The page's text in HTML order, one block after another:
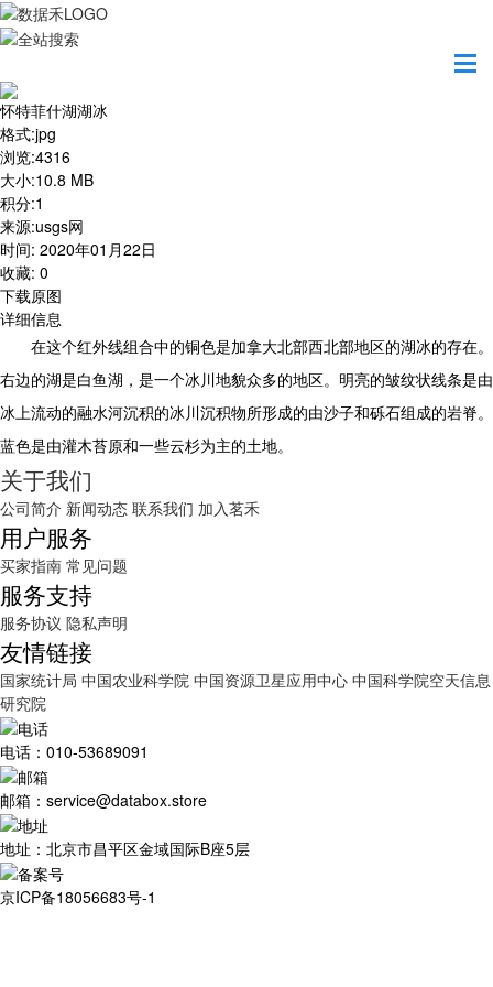
怀特菲什湖湖冰
格式:jpg
浏览:4316
大小:10.8 MB
积分:1
来源:usgs网
时间: 2020年01月22日
收藏: 0
下载原图
详细信息
在这个红外线组合中的铜色是加拿大北部西北部地区的湖冰的存在。
右边的湖是白鱼湖，是一个冰川地貌众多的地区。明亮的皱纹状线条是由
冰上流动的融水河沉积的冰川沉积物所形成的由沙子和砾石组成的岩脊。
蓝色是由灌木苔原和一些云杉为主的土地。
关于我们
公司简介 新闻动态 联系我们 加入茗禾
用户服务
买家指南 常见问题
服务支持
服务协议 隐私声明
友情链接
国家统计局 中国农业科学院 中国资源卫星应用中心 中国科学院空天信息
研究院
电话：010-53689091
邮箱：service@databox.store
地址：北京市昌平区金域国际B座5层
京ICP备18056683号-1